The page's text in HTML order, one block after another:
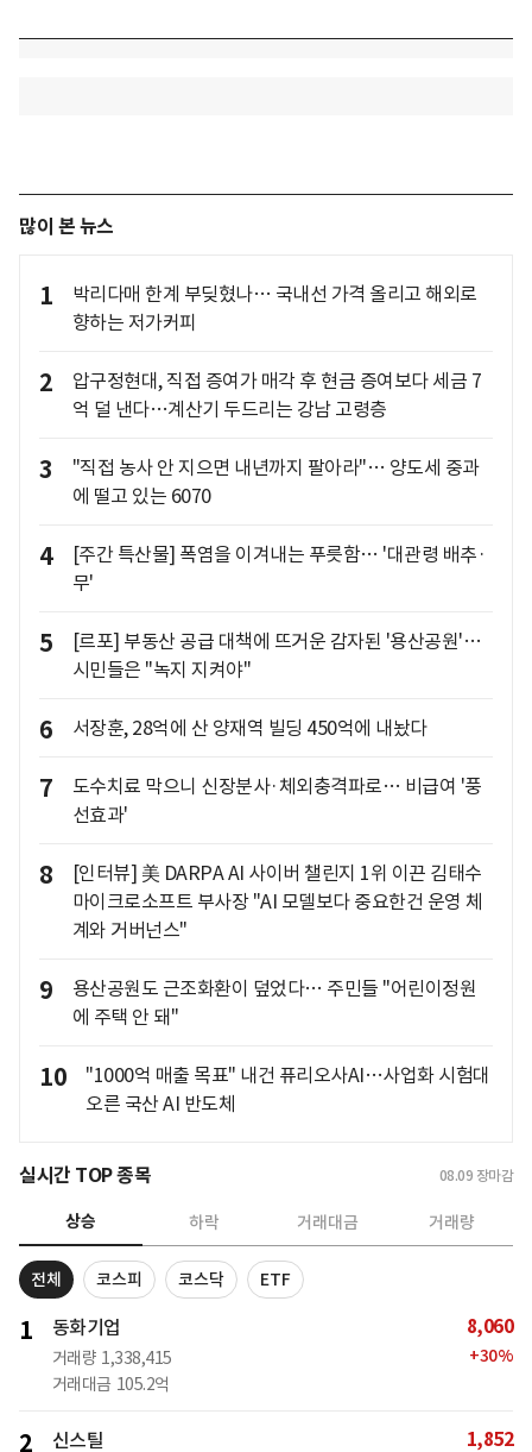
많이 본 뉴스
1
박리다매 한계 부딪혔나… 국내선 가격 올리고 해외로
향하는 저가커피
2
압구정현대, 직접 증여가 매각 후 현금 증여보다 세금 7
억 덜 낸다…계산기 두드리는 강남 고령층
3
"직접 농사 안 지으면 내년까지 팔아라"… 양도세 중과
에 떨고 있는 6070
4
[주간 특산물] 폭염을 이겨내는 푸릇함… '대관령 배추·
무'
5
[르포] 부동산 공급 대책에 뜨거운 감자된 '용산공원'…
시민들은 "녹지 지켜야"
6 서장훈, 28억에 산 양재역 빌딩 450억에 내놨다
7
도수치료 막으니 신장분사·체외충격파로… 비급여 '풍
선효과'
8
[인터뷰] 美 DARPA AI 사이버 챌린지 1위 이끈 김태수
마이크로소프트 부사장 "AI 모델보다 중요한건 운영 체
계와 거버넌스"
9
용산공원도 근조화환이 덮었다… 주민들 "어린이정원
에 주택 안 돼"
10
"1000억 매출 목표" 내건 퓨리오사AI…사업화 시험대
오른 국산 AI 반도체
실시간 TOP 종목 08.09 장마감
상승 하락 거래대금 거래량
전체 코스피 코스닥 ETF
1 동화기업
거래량 1,338,415
거래대금 105.2억
8,060
+30%
2 신스틸 1,852